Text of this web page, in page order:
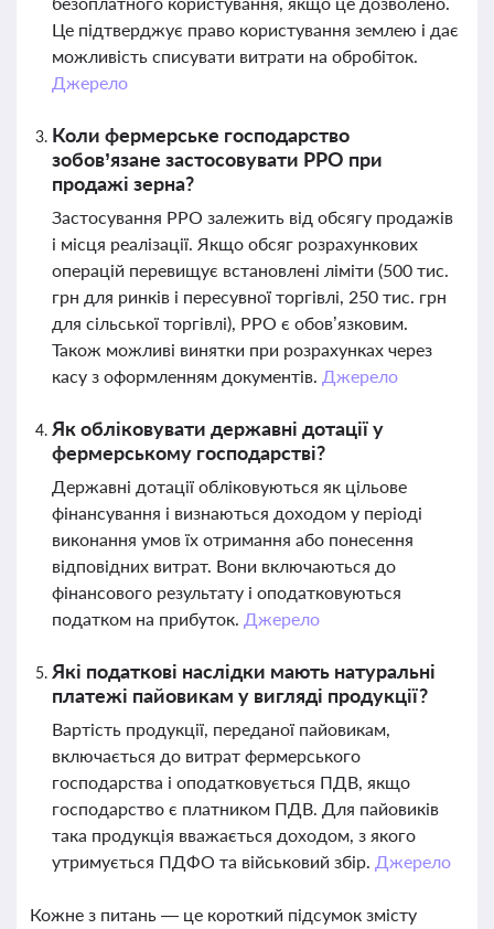
Це підтверджує право користування землею і дає
можливість списувати витрати на обробіток.
Джерело
Коли фермерське господарство
зобов’язане застосовувати РРО при
продажі зерна?
Застосування РРО залежить від обсягу продажів
і місця реалізації. Якщо обсяг розрахункових
операцій перевищує встановлені ліміти (500 тис.
грн для ринків і пересувної торгівлі, 250 тис. грн
для сільської торгівлі), РРО є обов’язковим.
Також можливі винятки при розрахунках через
касу з оформленням документів. Джерело
Як обліковувати державні дотації у
фермерському господарстві?
Державні дотації обліковуються як цільове
фінансування і визнаються доходом у періоді
виконання умов їх отримання або понесення
відповідних витрат. Вони включаються до
фінансового результату і оподатковуються
податком на прибуток. Джерело
Які податкові наслідки мають натуральні
платежі пайовикам у вигляді продукції?
Вартість продукції, переданої пайовикам,
включається до витрат фермерського
господарства і оподатковується ПДВ, якщо
господарство є платником ПДВ. Для пайовиків
така продукція вважається доходом, з якого
утримується ПДФО та військовий збір. Джерело
Кожне з питань — це короткий підсумок змісту